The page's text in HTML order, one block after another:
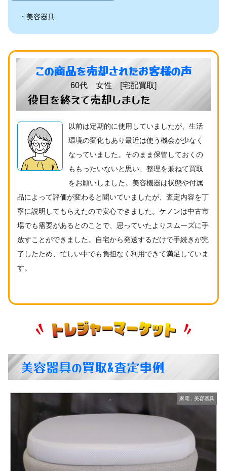
美容器具
この商品を売却されたお客様の声
60代 女性 [宅配買取]
役目を終えて売却しました
以前は定期的に使用していましたが、生活
環境の変化もあり最近は使う機会が少なく
なっていました。そのまま保管しておくの
ももったいないと思い、整理を兼ねて買取
をお願いしました。美容機器は状態や付属
品によって評価が変わると聞いていましたが、査定内容を丁
寧に説明してもらえたので安心できました。ケノンは中古市
場でも需要があるとのことで、思っていたよりスムーズに手
放すことができました。自宅から発送するだけで手続きが完
了したため、忙しい中でも負担なく利用できて満足していま
す。
美容器具の買取&査定事例
家電 美容器具